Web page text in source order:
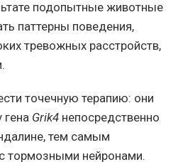
подопытные животные
паттерны поведения,
тревожных расстройств,
точечную терапию: они
гена Grik4 непосредственно
тем самым
тормозными нейронами.